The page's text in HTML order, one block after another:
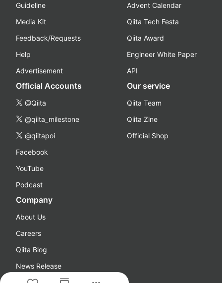
Guideline
Media Kit
Feedback/Requests
Help
Advertisement
Advent Calendar
Qiita Tech Festa
Qiita Award
Engineer White Paper
API
Official Accounts
@Qiita
@qiita_milestone
@qiitapoi
Facebook
YouTube
Podcast
Our service
Qiita Team
Qiita Zine
Official Shop
Company
About Us
Careers
Qiita Blog
News Release